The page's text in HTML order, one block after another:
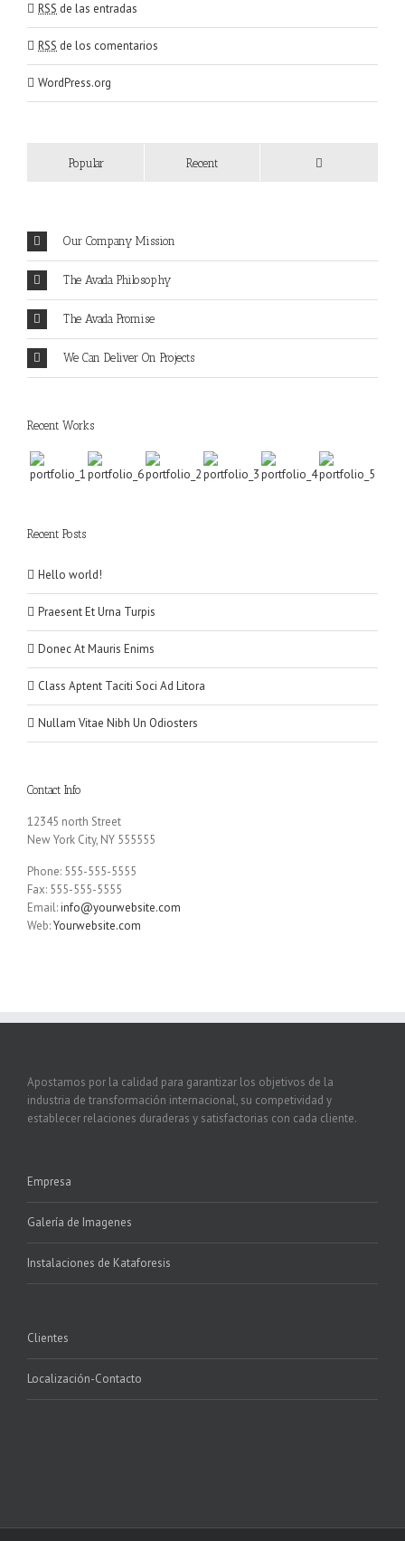
RSS de las entradas
RSS de los comentarios
WordPress.org
Popular Recent
Our Company Mission
The Avada Philosophy
The Avada Promise
We Can Deliver On Projects
Recent Works
Recent Posts
Hello world!
Praesent Et Urna Turpis
Donec At Mauris Enims
Class Aptent Taciti Soci Ad Litora
Nullam Vitae Nibh Un Odiosters
Contact Info
12345 north Street
New York City, NY 555555
Phone: 555-555-5555
Fax: 555-555-5555
Email:info@yourwebsite.com
Web:Yourwebsite.com
Apostamos por la calidad para garantizar los objetivos de la
industria de transformación internacional, su competividad y
establecer relaciones duraderas y satisfactorias con cada cliente.
Empresa
Galería de Imagenes
Instalaciones de Kataforesis
Clientes
Localización-Contacto